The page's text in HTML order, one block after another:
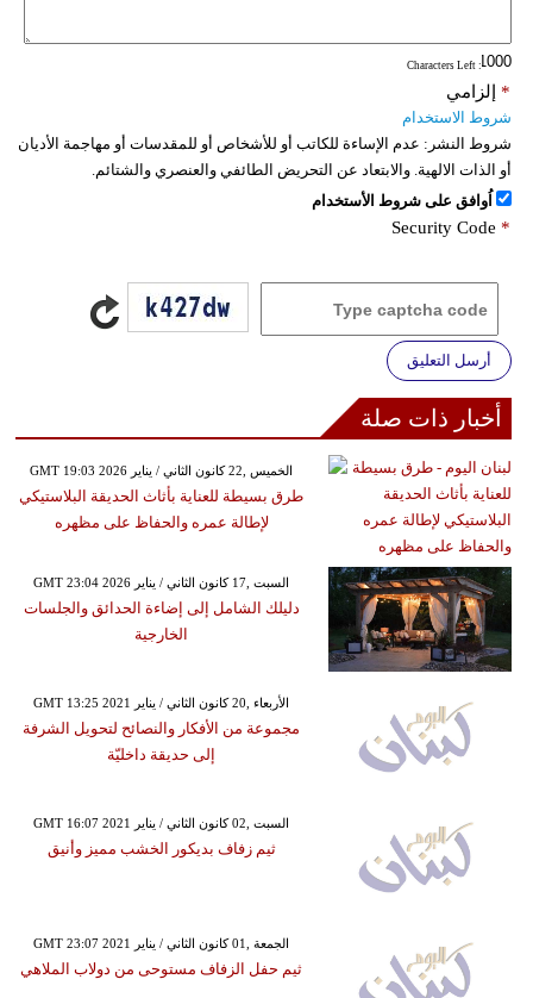
: Characters Left
إلزامي *
شروط الاستخدام
شروط النشر: عدم الإساءة للكاتب أو للأشخاص أو للمقدسات أو مهاجمة الأديان
أو الذات الالهية. والابتعاد عن التحريض الطائفي والعنصري والشتائم.
اُوافق على شروط الأستخدام
Security Code *
أرسل التعليق
أخبار ذات صلة
GMT 19:03 2026 الخميس ,22 كانون الثاني / يناير
طرق بسيطة للعناية بأثاث الحديقة البلاستيكي
لإطالة عمره والحفاظ على مظهره
GMT 23:04 2026 السبت ,17 كانون الثاني / يناير
دليلك الشامل إلى إضاءة الحدائق والجلسات
الخارجية
GMT 13:25 2021 الأربعاء ,20 كانون الثاني / يناير
مجموعة من الأفكار والنصائح لتحويل الشرفة
إلى حديقة داخليّة
GMT 16:07 2021 السبت ,02 كانون الثاني / يناير
ثيم زفاف بديكور الخشب مميز وأنيق
GMT 23:07 2021 الجمعة ,01 كانون الثاني / يناير
ثيم حفل الزفاف مستوحى من دولاب الملاهي